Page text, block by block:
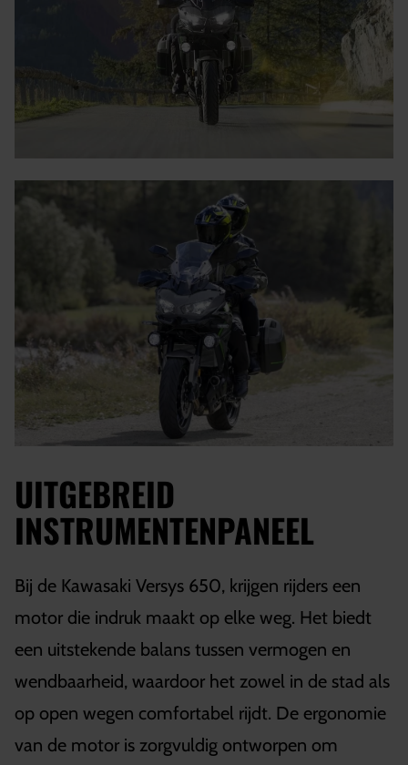
UITGEBREID
INSTRUMENTENPANEEL
Bij de Kawasaki Versys 650, krijgen rijders een
motor die indruk maakt op elke weg. Het biedt
een uitstekende balans tussen vermogen en
wendbaarheid, waardoor het zowel in de stad als
op open wegen comfortabel rijdt. De ergonomie
van de motor is zorgvuldig ontworpen om